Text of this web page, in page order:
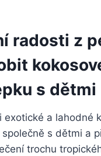
radosti z
s dětmi
exotické a lahodné
s dětmi a
trochu